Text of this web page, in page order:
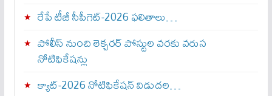
రేపే టీజీ సీపీగెట్‌-2026 ఫలితాలు…
పోలీస్ నుంచి లెక్చరర్ పోస్టుల వరకు వరుస
నోటిఫికేషన్లు
క్యాట్-2026 నోటిఫికేషన్ విడుదల…